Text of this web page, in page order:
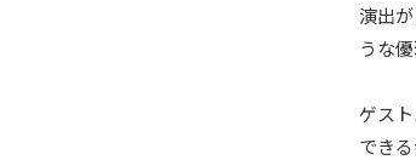
演出
うな
ゲス
できる